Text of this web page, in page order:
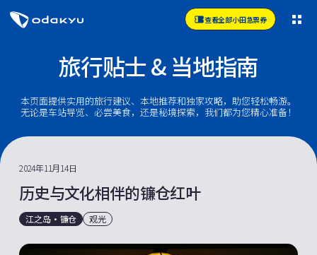
查看全部小田急票券
旅行贴士 & 当地指南
本页面提供实用的旅行建议、本地推荐和独家攻略，助您轻松畅游。
无论是车站导览、必尝美食，还是秘境探索，我们都为您精心准备！
2024年11月14日
历史与文化相伴的镰仓红叶
江之岛・镰仓 观光